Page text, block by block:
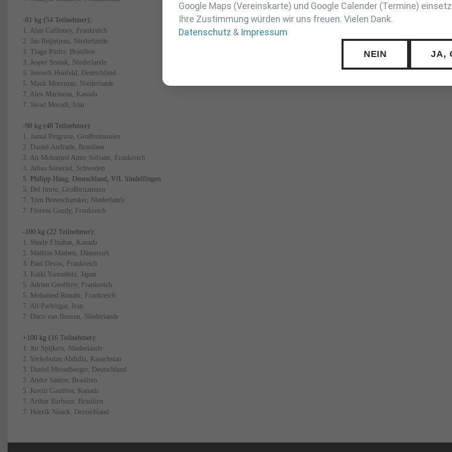
-81 kg (54 Teilnehmer):
1. Alan Caillouey, Frankreich
2. Jan Reijntjens, Niederlande
3. Tiago Pinho, Brasilien
3. Jesper Smink, Niederlande
5. Janosch Hunfeld, Deutschland
5. Mauk Moerman, Niederlande
7. Alex Marineau, Kanada
7. Javad Moradi, Iran
-90 kg (48 Teilnehmer):
1. Jamal Petgrave, Großbritannien
2. Daniel Andrade, Brasilien
3. Ait Mohamed Amer Sofiane, Frankreich
3. Julius Sonerud, Schweden
5. Philipp Haug, Deutschland, VfL Sindelfingen
5. Del Imrie, Großbritannien
7. Tom Boneschansker, Niederlande
7. Florent Gaudy, Frankreich
-100 kg (22 Teilnehmer):
1. Shady Elnahas, Kanada
2. Mathias Madsen, Dänemark
3. Paul Devos, Frankreich
3. Kaiki Yamashita, Japan
5. Adrien Geoffroy, Frankreich
5. Mohamed Rouahi, Frankreich
7. Ali Parhizgar, Iran
7. Duco van Buuren, Niederlande
+100 kg (16 Teilnehmer):
1. Jur Spijkers, Niederlande
2. Yerkebulan Abdulla, Kasachstan
3. Daniel Messelberger, Deutschland
3. Andre Santos, Brasilien
5. Kevin Gauthier, Kanada
7. Arthur Barboza, Brasilien
7. Henrik Noack, Deutschland
Google Maps (Vereinskarte) und Google Calender (Termine)
Ihre Zustimmung würden wir uns freuen. Vielen Dank.
Datenschutz & Impressum
NEIN JA,